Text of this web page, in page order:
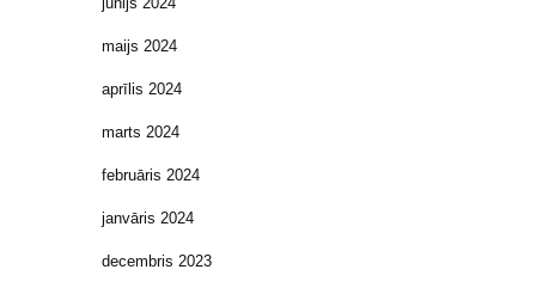
maijs 2024
aprīlis 2024
marts 2024
februāris 2024
janvāris 2024
decembris 2023